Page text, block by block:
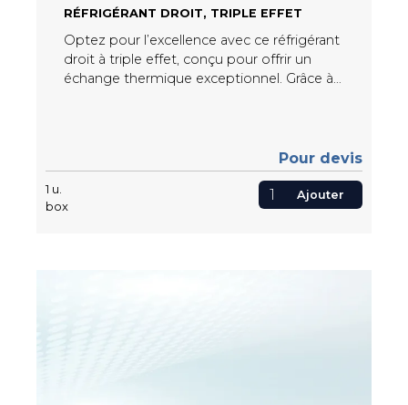
RÉFRIGÉRANT DROIT, TRIPLE EFFET
Optez pour l’excellence avec ce réfrigérant
droit à triple effet, conçu pour offrir un
échange thermique exceptionnel. Grâce à
Parfaitement adapté aux petits montages,
il allie performance, polyvalence et fiabilité
pour répondre à vos besoins les plus
exigeants.
1 u.
box
Pour devis
Ajouter